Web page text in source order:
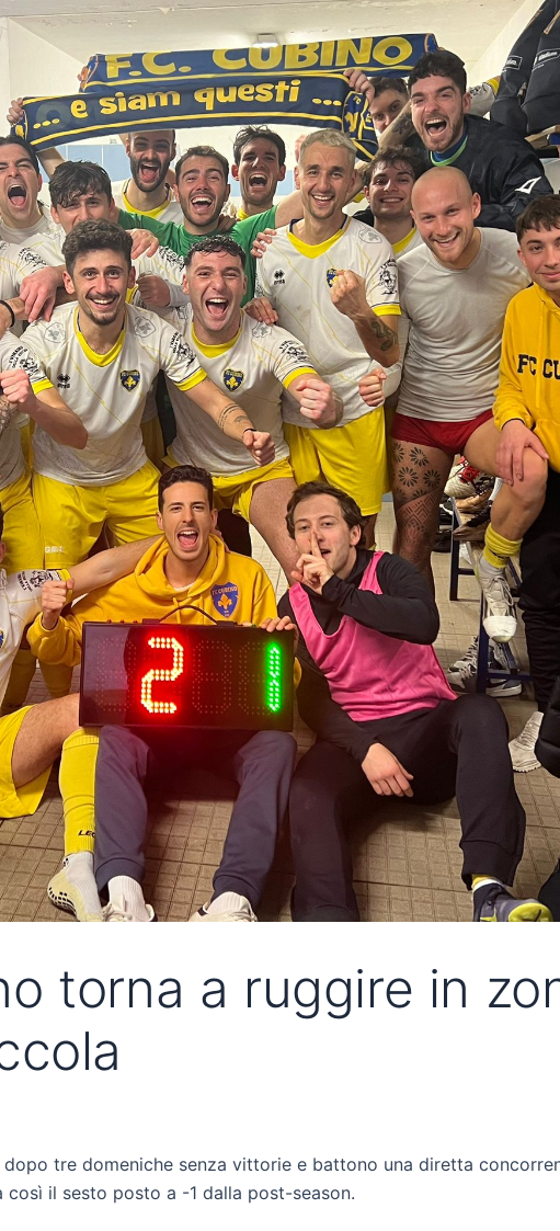
torna a ruggire in
tre domeniche senza vittorie e battono una diretta
il sesto posto a -1 dalla post-season.